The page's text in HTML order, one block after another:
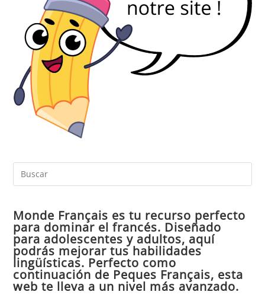
Monde Français es tu recurso perfecto
para dominar el francés. Diseñado
para adolescentes y adultos, aquí
podrás mejorar tus habilidades
lingüísticas. Perfecto como
continuación de Peques Français, esta
web te lleva a un nivel más avanzado.